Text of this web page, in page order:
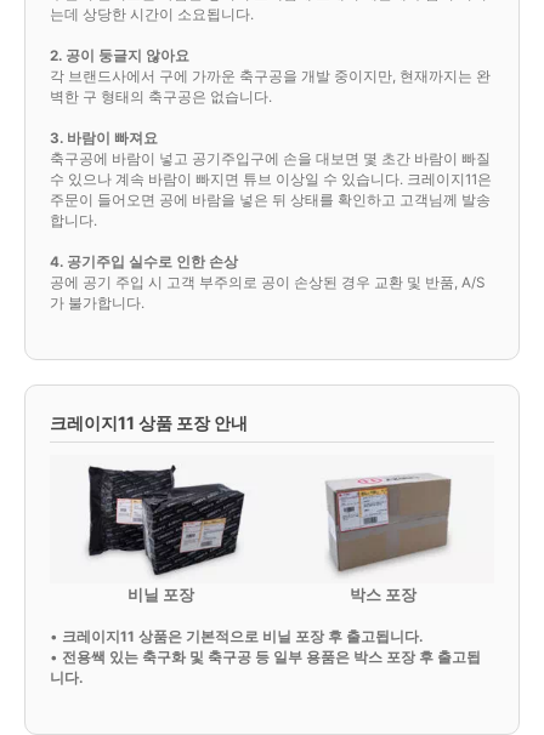
는데 상당한 시간이 소요됩니다.
2. 공이 둥글지 않아요
각 브랜드사에서 구에 가까운 축구공을 개발 중이지만, 현재까지는 완
벽한 구 형태의 축구공은 없습니다.
3. 바람이 빠져요
축구공에 바람이 넣고 공기주입구에 손을 대보면 몇 초간 바람이 빠질
수 있으나 계속 바람이 빠지면 튜브 이상일 수 있습니다. 크레이지11은
주문이 들어오면 공에 바람을 넣은 뒤 상태를 확인하고 고객님께 발송
합니다.
4. 공기주입 실수로 인한 손상
공에 공기 주입 시 고객 부주의로 공이 손상된 경우 교환 및 반품, A/S
가 불가합니다.
크레이지11 상품 포장 안내
비닐 포장 박스 포장
• 크레이지11 상품은 기본적으로 비닐 포장 후 출고됩니다.
• 전용쌕 있는 축구화 및 축구공 등 일부 용품은 박스 포장 후 출고됩
니다.